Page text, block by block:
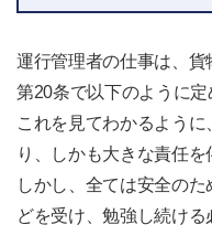
運行管理者の仕事は、
第20条で以下のように定
これを見てわかるよう
り、しかも大きな責任を
しかし、全ては安全の
どを受け、勉強し続ける